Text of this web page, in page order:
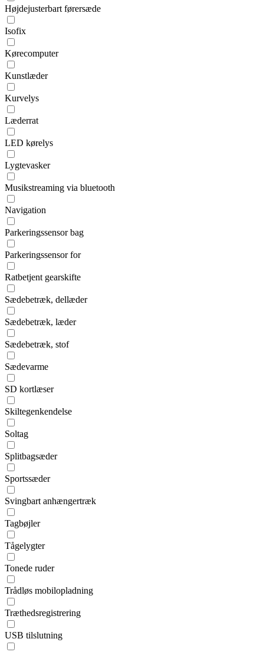
Højdejusterbart førersæde
Isofix
Kørecomputer
Kunstlæder
Kurvelys
Læderrat
LED kørelys
Lygtevasker
Musikstreaming via bluetooth
Navigation
Parkeringssensor bag
Parkeringssensor for
Ratbetjent gearskifte
Sædebetræk, dellæder
Sædebetræk, læder
Sædebetræk, stof
Sædevarme
SD kortlæser
Skiltegenkendelse
Soltag
Splitbagsæder
Sportssæder
Svingbart anhængertræk
Tagbøjler
Tågelygter
Tonede ruder
Trådløs mobilopladning
Træthedsregistrering
USB tilslutning